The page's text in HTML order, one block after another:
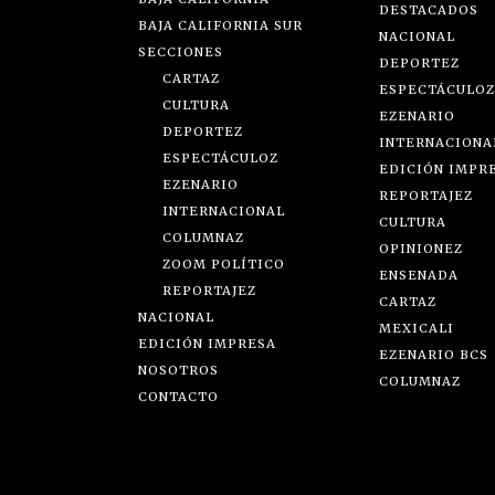
BAJA CALIFORNIA SUR
SECCIONES
CARTAZ
CULTURA
DEPORTEZ
ESPECTÁCULOZ
EZENARIO
INTERNACIONAL
COLUMNAZ
ZOOM POLÍTICO
REPORTAJEZ
NACIONAL
EDICIÓN IMPRESA
NOSOTROS
CONTACTO
DESTACADOS
NACIONAL
DEPORTEZ
ESPECTÁCULOZ
EZENARIO
EDICIÓN
REPORTAJEZ
CULTURA
OPINIONEZ
ENSENADA
CARTAZ
MEXICALI
EZENARIO BCS
COLUMNAZ